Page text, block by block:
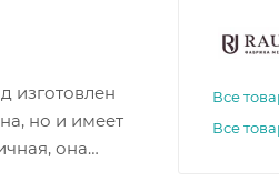
изготовлен
но и имеет
она
Все
Все